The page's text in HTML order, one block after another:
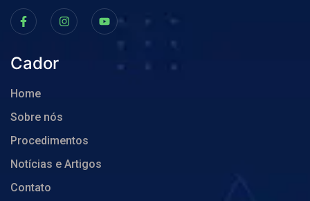
Cador
Home
Sobre nós
Procedimentos
Notícias e Artigos
Contato